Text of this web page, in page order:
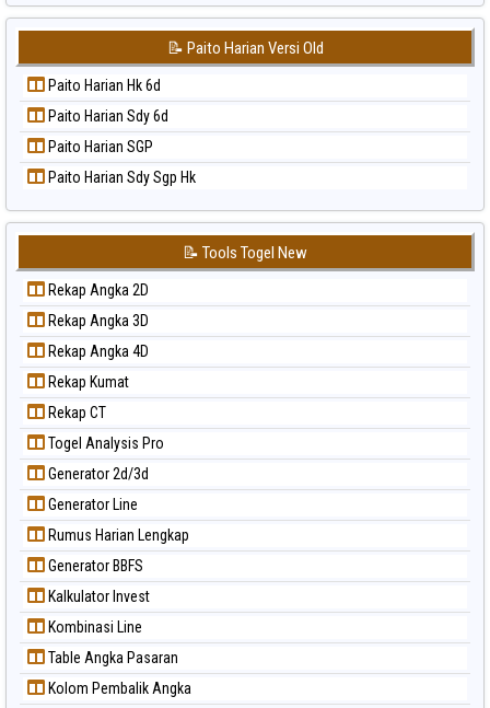
Paito Warna Sydney
Paito Warna Sydney Lottery
Paito Warna Sydney Lottery 6d
Paito Warna Sydney Lotto
Paito Warna Sydney Pools 6d
Paito Warna Taipei
📝 Paito Harian Versi Old
Paito Harian Hk 6d
Paito Harian Sdy 6d
Paito Harian SGP
Paito Harian Sdy Sgp Hk
📝 Tools Togel New
Rekap Angka 2D
Rekap Angka 3D
Rekap Angka 4D
Rekap Kumat
Rekap CT
Togel Analysis Pro
Generator 2d/3d
Generator Line
Rumus Harian Lengkap
Generator BBFS
Kalkulator Invest
Kombinasi Line
Table Angka Pasaran
Kolom Pembalik Angka